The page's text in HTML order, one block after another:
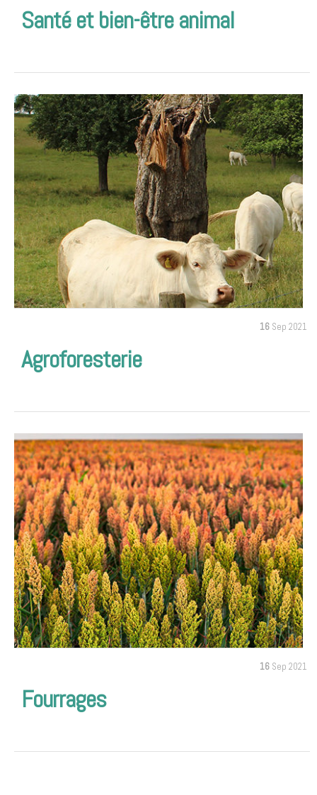
Santé et bien-être animal
16 Sep 2021
Agroforesterie
16 Sep 2021
Fourrages